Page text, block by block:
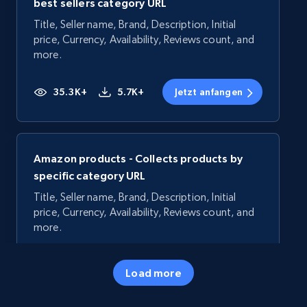
best sellers category URL
Title, Seller name, Brand, Description, Initial
price, Currency, Availability, Reviews count, and
more.
35.3K+ 5.7K+ Jetzt anfangen
Amazon products - Collects products by
specific category URL
Title, Seller name, Brand, Description, Initial
price, Currency, Availability, Reviews count, and
more.
5.7K+ Jetzt anfangen
Load more